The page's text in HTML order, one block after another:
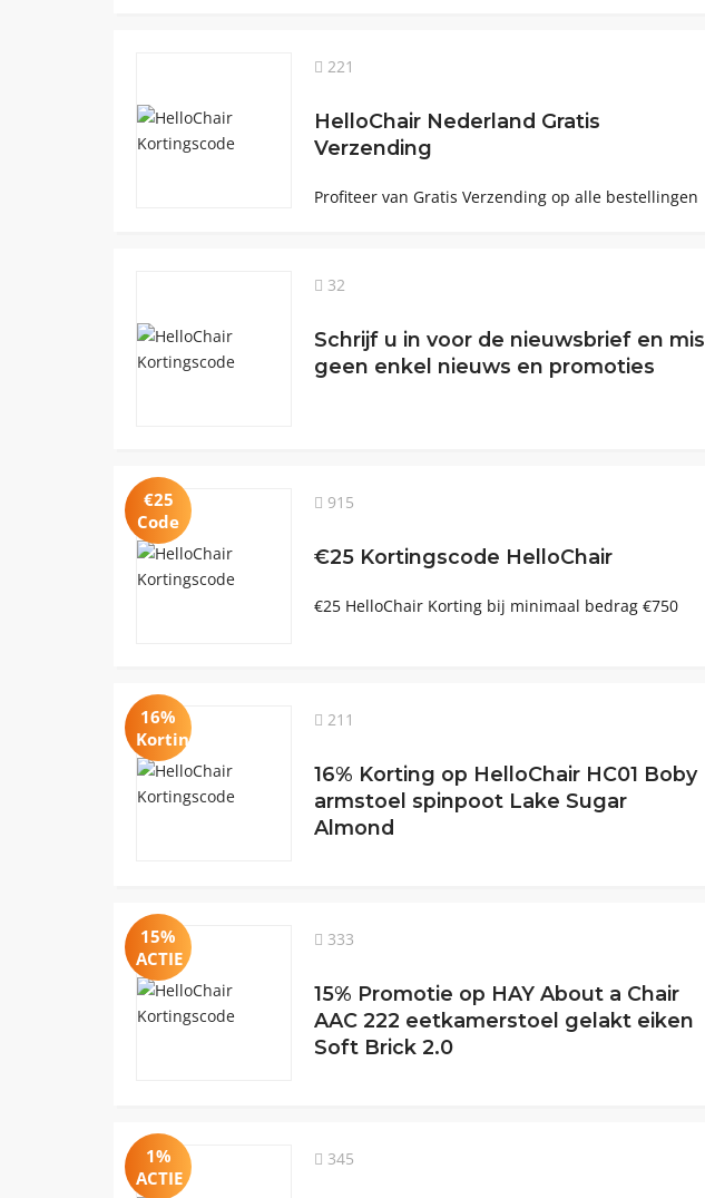
221
HelloChair Nederland Gratis
Verzending
Profiteer van Gratis Verzending op alle bestellingen
32
Schrijf u in voor de nieuwsbrief en mis
geen enkel nieuws en promoties
€25
Code
915
€25 Kortingscode HelloChair
€25 HelloChair Korting bij minimaal bedrag €750
16%
Korting
211
16% Korting op HelloChair HC01 Boby
armstoel spinpoot Lake Sugar
Almond
15%
ACTIE
333
15% Promotie op HAY About a Chair
AAC 222 eetkamerstoel gelakt eiken
Soft Brick 2.0
1%
ACTIE
345